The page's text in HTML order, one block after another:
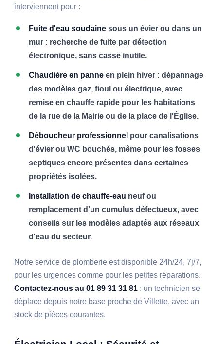
interviennent pour :
Fuite d'eau soudaine sous un évier ou dans un
mur : recherche de fuite par détection
électronique, sans casse inutile.
Chaudière en panne en plein hiver : dépannage
des modèles gaz, fioul ou électrique, avec
remise en chauffe rapide pour les habitations
de la rue de la Mairie ou de la place de l'Église.
Déboucheur professionnel pour canalisations
d'évier ou WC bouchés, même pour les fosses
septiques encore présentes dans certaines
propriétés isolées.
Installation de chauffe-eau neuf ou
remplacement d'un cumulus défectueux, avec
conseils sur les modèles adaptés aux réseaux
d'eau du secteur.
Notre service de plomberie est disponible 24h/24, 7j/7,
pour les urgences comme pour les petites réparations.
Contactez-nous au 01 89 31 31 81 : un technicien se
déplace depuis notre base proche de Villette, avec un
stock de pièces courantes.